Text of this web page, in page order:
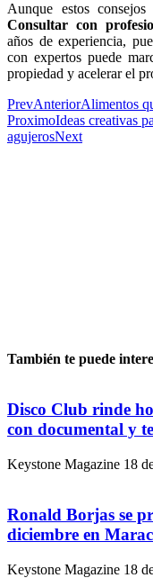
Aunque estos
Consultar con
años de experiencia,
con expertos puede
propiedad y acelerar el
PrevAnteriorAlimentos
ProximoIdeas creativas
agujerosNext
También te puede
Disco Club rinde
con documental y
Keystone Magazine 18
Ronald Borjas se
diciembre en
Keystone Magazine 18